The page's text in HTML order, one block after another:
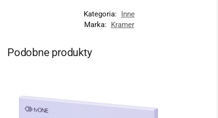
Kategoria:
Inne
Marka:
Kramer
Podobne produkty